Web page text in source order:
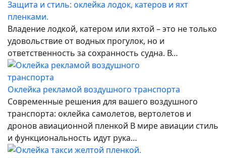
Защита и стиль: оклейка лодок, катеров и яхт
пленками.
Владение лодкой, катером или яхтой – это не только
удовольствие от водных прогулок, но и
ответственность за сохранность судна. В…
Оклейка рекламой воздушного транспорта
Современные решения для вашего воздушного
транспорта: оклейка самолетов, вертолетов и
дронов авиационной пленкой В мире авиации стиль
и функциональность идут рука…